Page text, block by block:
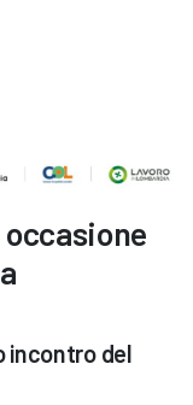
occasione
incontro del